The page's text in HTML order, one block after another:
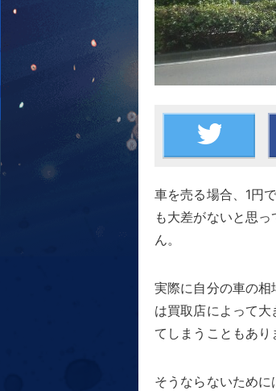
車を売る場合、1円
も大差がないと思
ん。
実際に自分の車の
は買取店によって
てしまうこともあり
そうならないために